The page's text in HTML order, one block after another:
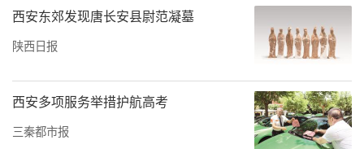
西安东郊发现唐长安县尉范凝墓
陕西日报
西安多项服务举措护航高考
三秦都市报